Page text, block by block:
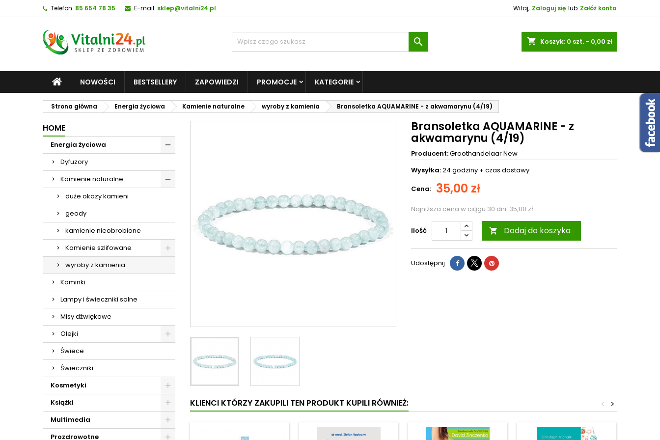
Telefon: 85 654 78 35 E-mail: sklep@vitalni24.pl Witaj, Zaloguj się lub Załóż konto
shopping_cart Koszyk: 0 szt. - 0,00 zł

NOWOŚCI BESTSELLERY ZAPOWIEDZI PROMOCJE KATEGORIE
Strona główna Energia życiowa Kamienie naturalne wyroby z kamienia Bransoletka AQUAMARINE - z akwamarynu (4/19)
HOME
Energia życiowa
Dyfuzory
Kamienie naturalne
duże okazy kamieni
geody
kamienie nieobrobione
Kamienie szlifowane
wyroby z kamienia
Kominki
Lampy i świeczniki solne
Misy dźwiękowe
Olejki
Świece
Świeczniki
Kosmetyki
Książki
Multimedia
Prozdrowotne
Bransoletka AQUAMARINE - z
akwamarynu (4/19)
Producent:Groothandelaar New
Wysyłka:24 godziny + czas dostawy
Cena: 35,00 zł
Najniższa cena w ciągu 30 dni: 35,00 zł
Ilość  Dodaj do koszyka
Udostępnij
KLIENCI KTÓRZY ZAKUPILI TEN PRODUKT KUPILI RÓWNIEŻ: >
<